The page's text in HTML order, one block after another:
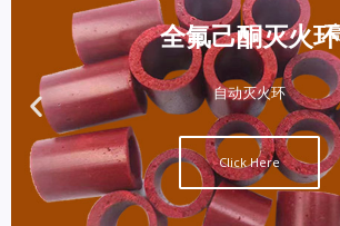
全氟己酮灭火环
自动灭火环
Click Here